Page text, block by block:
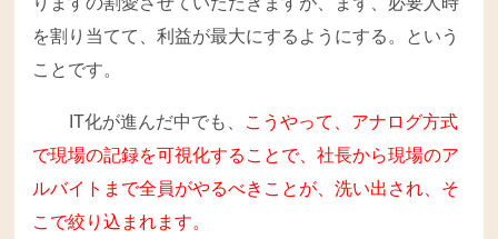
を割り当てて、利益が最大にするようにする。という
ことです。
IT化が進んだ中でも、 こうやって、アナログ方式
で現場の記録を可視化することで、社長から現場のア
ルバイトまで全員がやるべきことが、洗い出され、そ
こで絞り込まれます。